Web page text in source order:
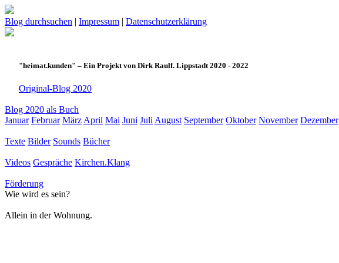
Blog durchsuchen | Impressum | Datenschutzerklärung
"heimat.kunden" – Ein Projekt von Dirk Raulf. Lippstadt 2020 - 2022
Original-Blog 2020
Blog 2020 als Buch
Januar Februar März April Mai Juni Juli August September Oktober November Dezember
Texte Bilder Sounds Bücher
Videos Gespräche Kirchen.Klang
Förderung
Wie wird es sein?
Allein in der Wohnung.